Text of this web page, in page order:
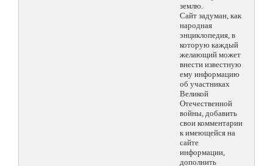
землю.
Сайт задуман, как
народная
энциклопедия, в
которую каждый
желающий может
внести известную
ему информацию
об участниках
Великой
Отечественной
войны, добавить
свои комментарии
к имеющейся на
сайте
информации,
дополнить